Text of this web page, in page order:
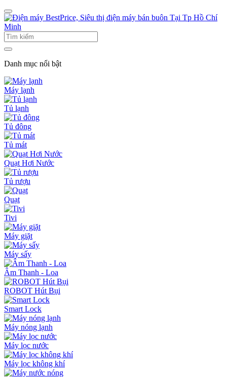
Danh mục nổi bật
Máy lạnh
Tủ lạnh
Tủ đông
Tủ mát
Quạt Hơi Nước
Tủ rượu
Quạt
Tivi
Máy giặt
Máy sấy
Âm Thanh - Loa
ROBOT Hút Bụi
Smart Lock
Máy nóng lạnh
Máy lọc nước
Máy lọc không khí